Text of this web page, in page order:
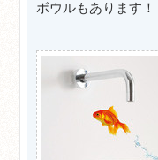
ボウルもあります！